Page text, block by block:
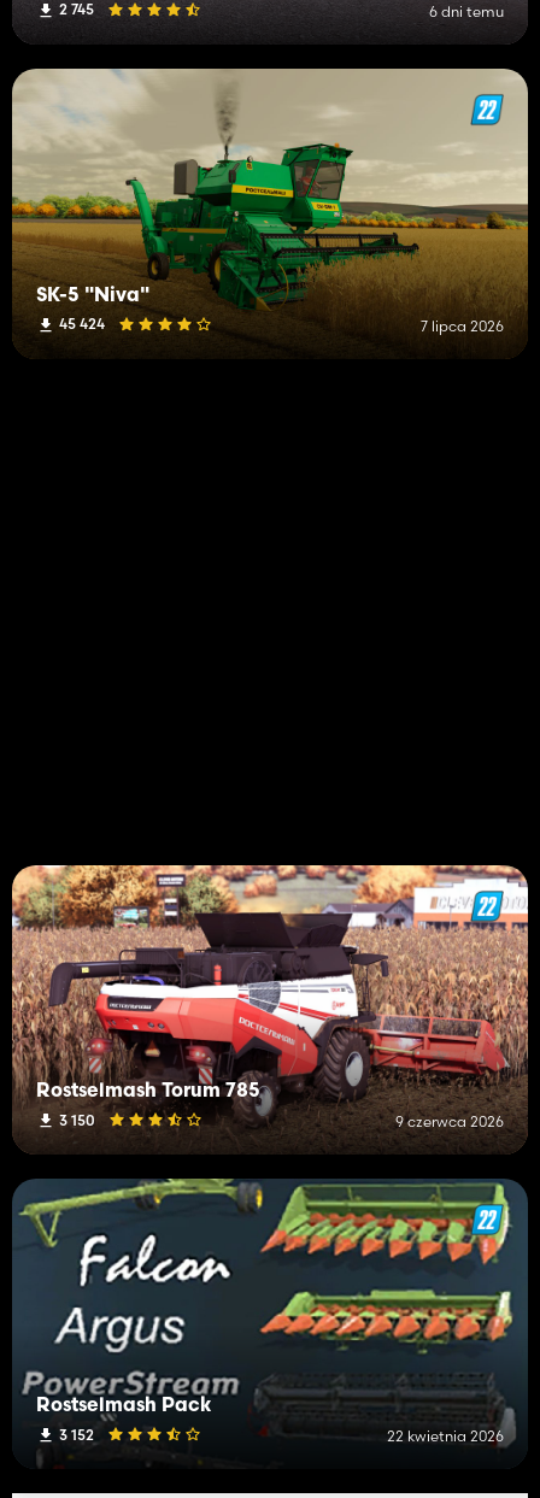
2 745 6 dni temu
SK-5 "Niva"
45 424 7 lipca 2026
Rostselmash Torum 785
3 150 9 czerwca 2026
Rostselmash Pack
3 152 22 kwietnia 2026